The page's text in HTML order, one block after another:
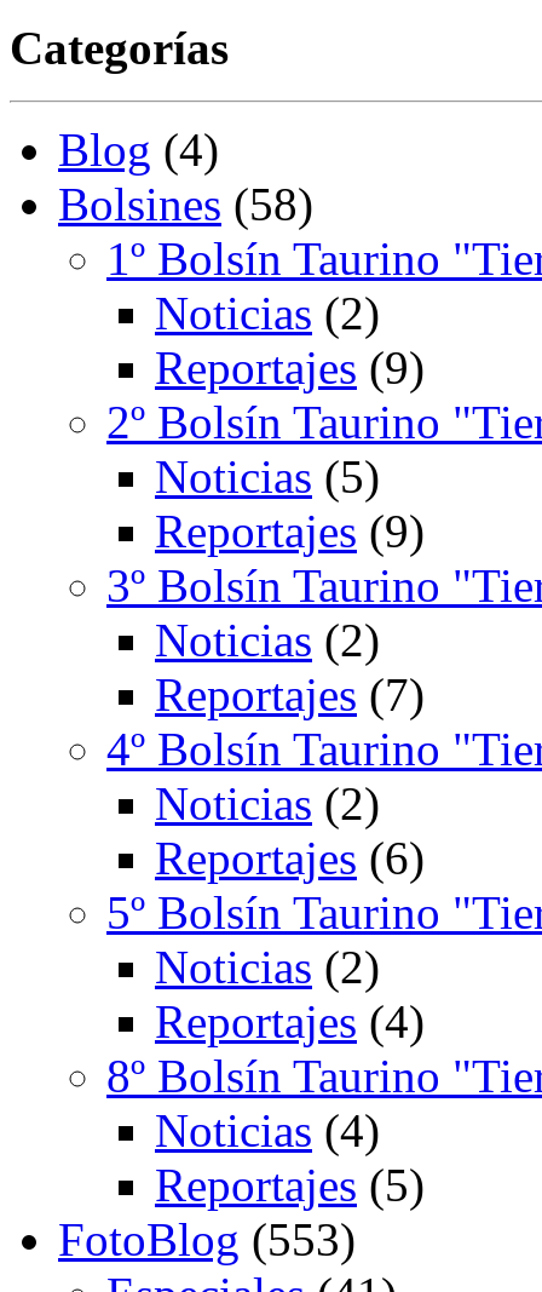
Categorías
Blog (4)
Bolsines (58)
1º Bolsín Taurino
Noticias (2)
Reportajes (9)
2º Bolsín Taurino
Noticias (5)
Reportajes (9)
3º Bolsín Taurino
Noticias (2)
Reportajes (7)
4º Bolsín Taurino
Noticias (2)
Reportajes (6)
5º Bolsín Taurino
Noticias (2)
Reportajes (4)
8º Bolsín Taurino
Noticias (4)
Reportajes (5)
FotoBlog (553)